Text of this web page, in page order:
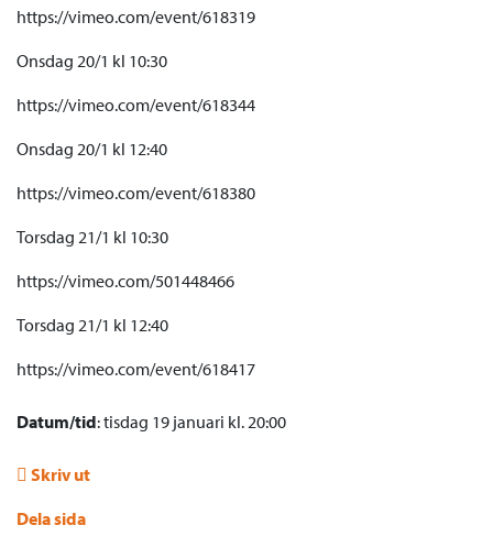
https://vimeo.com/event/618319
Onsdag 20/1 kl 10:30
https://vimeo.com/event/618344
Onsdag 20/1 kl 12:40
https://vimeo.com/event/618380
Torsdag 21/1 kl 10:30
https://vimeo.com/501448466
Torsdag 21/1 kl 12:40
https://vimeo.com/event/618417
Datum/tid: tisdag 19 januari kl. 20:00
Skriv ut
Dela sida